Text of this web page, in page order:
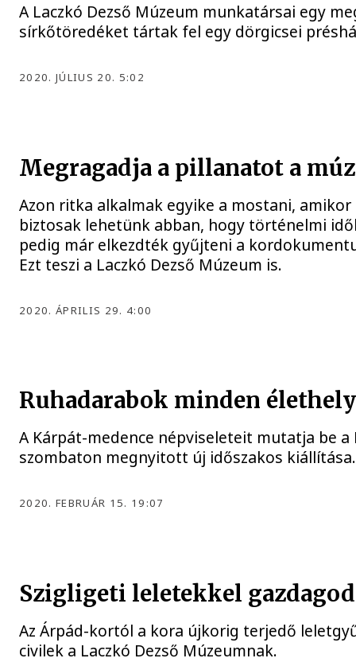
A Laczkó Dezső Múzeum munkatársai egy
sírkőtöredéket tártak fel egy dörgicsei
2020. JÚLIUS 20. 5:02
Megragadja a pillanatot a
Azon ritka alkalmak egyike a mostani,
biztosak lehetünk abban, hogy történelmi
pedig már elkezdték gyűjteni a
Ezt teszi a Laczkó Dezső Múzeum is.
2020. ÁPRILIS 29. 4:00
Ruhadarabok minden
A Kárpát-medence népviseleteit mutatja be a
szombaton megnyitott új időszakos kiállítása.
2020. FEBRUÁR 15. 19:07
Szigligeti leletekkel
Az Árpád-kortól a kora újkorig terjedő
civilek a Laczkó Dezső Múzeumnak.